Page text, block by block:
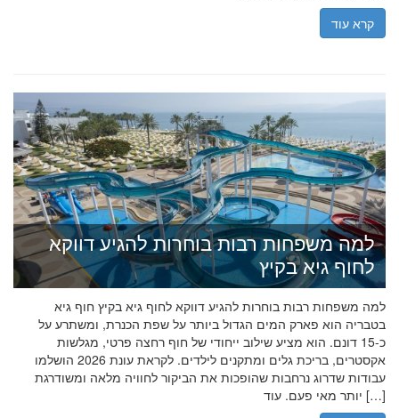
קרא עוד
למה משפחות רבות בוחרות להגיע דווקא
לחוף גיא בקיץ
למה משפחות רבות בוחרות להגיע דווקא לחוף גיא בקיץ חוף גיא
בטבריה הוא פארק המים הגדול ביותר על שפת הכנרת, ומשתרע על
כ-15 דונם. הוא מציע שילוב ייחודי של חוף רחצה פרטי, מגלשות
אקסטרים, בריכת גלים ומתקנים לילדים. לקראת עונת 2026 הושלמו
עבודות שדרוג נרחבות שהופכות את הביקור לחוויה מלאה ומשודרגת
יותר מאי פעם. עוד […]